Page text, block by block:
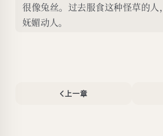
很像兔丝。过去服食这种怪草的
妩媚动人。
上一章